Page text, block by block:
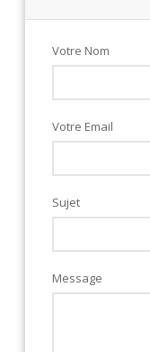
Votre Nom
Votre Email
Sujet
Message